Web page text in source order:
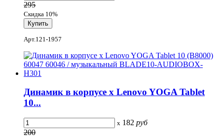
295
Скидка 10%
Арт.121-1957
Динамик в корпусе x Lenovo YOGA Tablet
10...
x 182 руб
200